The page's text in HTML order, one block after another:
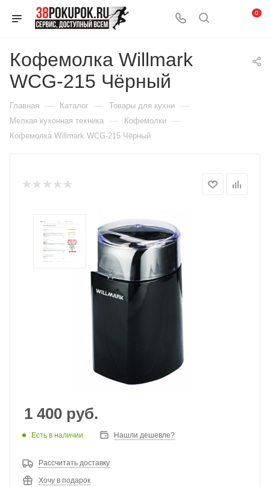
0
Кофемолка Willmark
WCG-215 Чёрный
Главная — Каталог — Товары для кухни —
Мелкая кухонная техника — Кофемолки —
Кофемолка Willmark WCG-215 Чёрный
1 400 руб.
Есть в наличии Нашли дешевле?
Рассчитать доставку
Хочу в подарок